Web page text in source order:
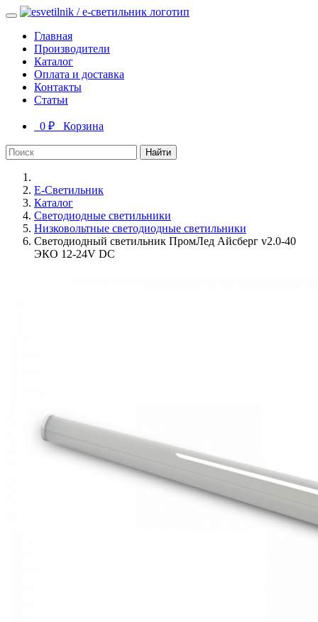
Главная
Производители
Каталог
Оплата и доставка
Контакты
Статьи
0 ₽ Корзина
Найти
Е-Светильник
Каталог
Светодиодные светильники
Низковольтные светодиодные светильники
Светодиодный светильник ПромЛед Айсберг v2.0-40
ЭКО 12-24V DC